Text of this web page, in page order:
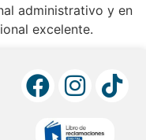
administrativo y en
excelente.